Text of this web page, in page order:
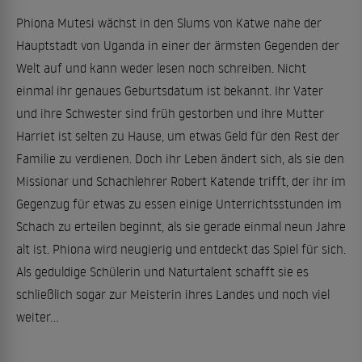
Phiona Mutesi wächst in den Slums von Katwe nahe der
Hauptstadt von Uganda in einer der ärmsten Gegenden der
Welt auf und kann weder lesen noch schreiben. Nicht
einmal ihr genaues Geburtsdatum ist bekannt. Ihr Vater
und ihre Schwester sind früh gestorben und ihre Mutter
Harriet ist selten zu Hause, um etwas Geld für den Rest der
Familie zu verdienen. Doch ihr Leben ändert sich, als sie den
Missionar und Schachlehrer Robert Katende trifft, der ihr im
Gegenzug für etwas zu essen einige Unterrichtsstunden im
Schach zu erteilen beginnt, als sie gerade einmal neun Jahre
alt ist. Phiona wird neugierig und entdeckt das Spiel für sich.
Als geduldige Schülerin und Naturtalent schafft sie es
schließlich sogar zur Meisterin ihres Landes und noch viel
weiter...